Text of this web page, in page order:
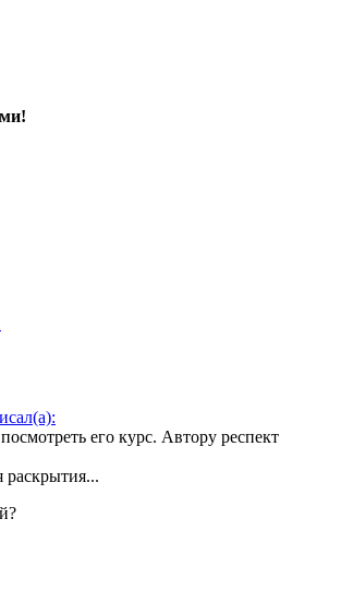
его курс. Автору респект